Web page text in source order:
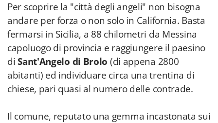
Per scoprire la "città degli angeli" non bisogna
andare per forza o non solo in California. Basta
fermarsi in Sicilia, a 88 chilometri da Messina
capoluogo di provincia e raggiungere il paesino
diSant'Angelo di Brolo (di appena 2800
abitanti) ed individuare circa una trentina di
chiese, pari quasi al numero delle contrade.
Il comune, reputato una gemma incastonata sui